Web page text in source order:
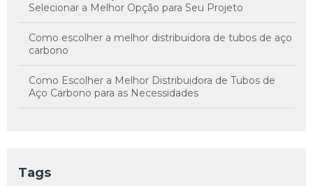
Selecionar a Melhor Opção para Seu Projeto
Como escolher a melhor distribuidora de tubos de aço
carbono
Como Escolher a Melhor Distribuidora de Tubos de
Aço Carbono para as Necessidades
Aço para o Projeto
Tags